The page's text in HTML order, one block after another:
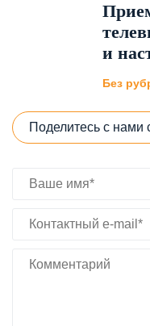
и
Без
Поделитесь с